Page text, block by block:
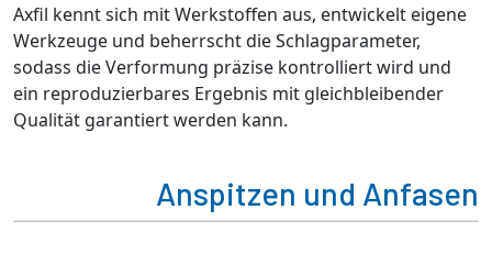
Axfil kennt sich mit Werkstoffen aus, entwickelt eigene
Werkzeuge und beherrscht die Schlagparameter,
sodass die Verformung präzise kontrolliert wird und
ein reproduzierbares Ergebnis mit gleichbleibender
Qualität garantiert werden kann.
Anspitzen und Anfasen